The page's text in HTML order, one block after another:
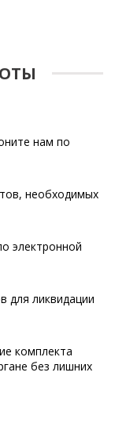
нам по
необходимых
электронной
для ликвидации
комплекта
без лишних